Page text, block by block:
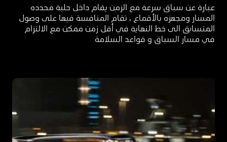
عبارة عن سباق سرعة مع الزمن يقام داخل حلبة محدده
المسار ومجهزه بالأقماع ، تقام المنافسة فيها على وصول
المتسابق الى خط النهاية في أقل زمن ممكن مع الالتزام
في مسار السباق و قواعد السلامة